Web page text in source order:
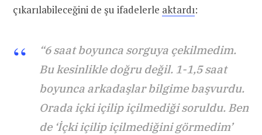
çıkarılabileceğini de şu ifadelerle aktardı:
“6 saat boyunca sorguya çekilmedim.
Bu kesinlikle doğru değil. 1-1,5 saat
boyunca arkadaşlar bilgime başvurdu.
Orada içki içilip içilmediği soruldu. Ben
de ‘İçki içilip içilmediğini görmedim’